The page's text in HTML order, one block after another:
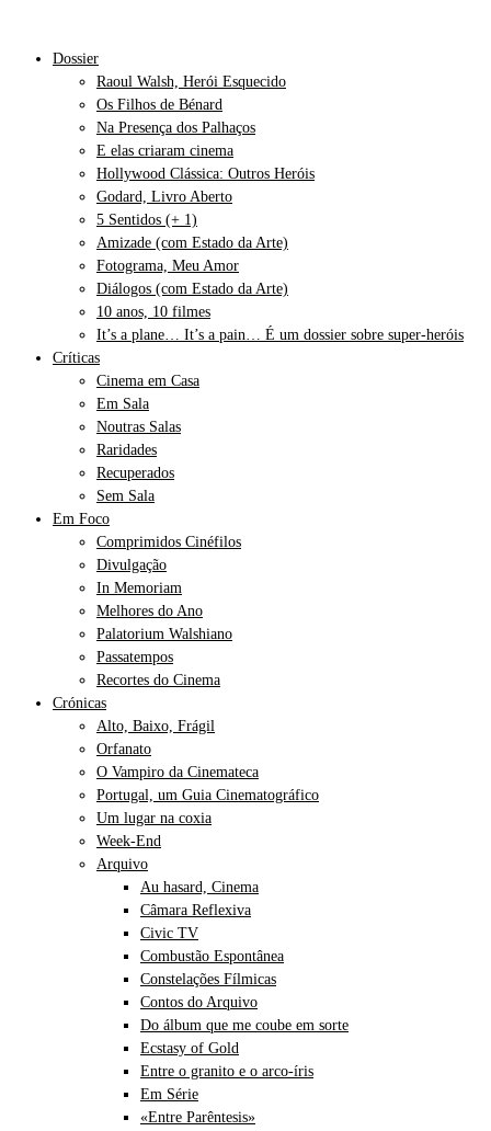
Dossier
Raoul Walsh, Herói Esquecido
Os Filhos de Bénard
Na Presença dos Palhaços
E elas criaram cinema
Hollywood Clássica: Outros Heróis
Godard, Livro Aberto
5 Sentidos (+ 1)
Amizade (com Estado da Arte)
Fotograma, Meu Amor
Diálogos (com Estado da Arte)
10 anos, 10 filmes
It’s a plane… It’s a pain… É um dossier sobre super-heróis
Críticas
Cinema em Casa
Em Sala
Noutras Salas
Raridades
Recuperados
Sem Sala
Em Foco
Comprimidos Cinéfilos
Divulgação
In Memoriam
Melhores do Ano
Palatorium Walshiano
Passatempos
Recortes do Cinema
Crónicas
Alto, Baixo, Frágil
Orfanato
O Vampiro da Cinemateca
Portugal, um Guia Cinematográfico
Um lugar na coxia
Week-End
Arquivo
Au hasard, Cinema
Câmara Reflexiva
Civic TV
Combustão Espontânea
Constelações Fílmicas
Contos do Arquivo
Do álbum que me coube em sorte
Ecstasy of Gold
Entre o granito e o arco-íris
Em Série
«Entre Parêntesis»